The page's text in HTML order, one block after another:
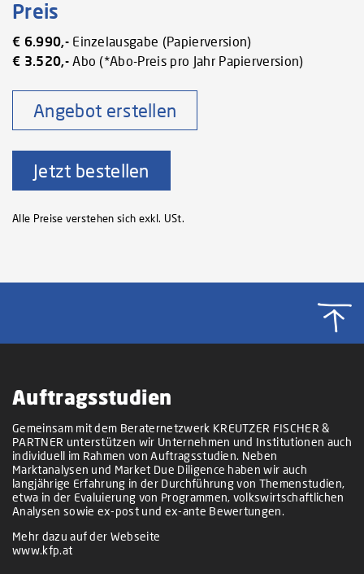
Preis
€ 6.990,-Einzelausgabe (Papierversion)
€ 3.520,-Abo (*Abo-Preis pro Jahr Papierversion)
Angebot erstellen
Jetzt bestellen
Alle Preise verstehen sich exkl. USt.
Auftragsstudien
Gemeinsam mit dem Beraternetzwerk KREUTZER FISCHER &
PARTNER unterstützen wir Unternehmen und Institutionen auch
individuell im Rahmen von Auftragsstudien. Neben
Marktanalysen und Market Due Diligence haben wir auch
langjährige Erfahrung in der Durchführung von Themenstudien,
etwa in der Evaluierung von Programmen, volkswirtschaftlichen
Analysen sowie ex-post und ex-ante Bewertungen.
Mehr dazu auf der Webseite
www.kfp.at